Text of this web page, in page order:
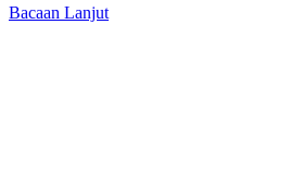
Bacaan Lanjut